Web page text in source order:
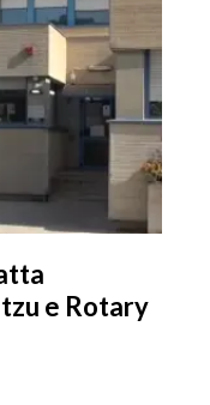
e Rotary